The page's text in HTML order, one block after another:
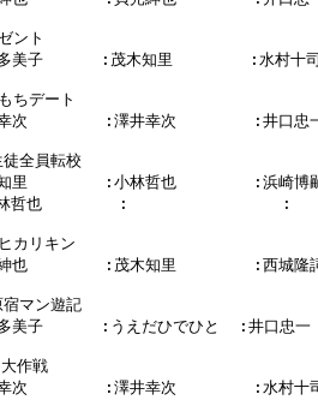
ント
美子      :茂木知里        :水村十司
ちデート
次        :澤井幸次        :井口忠
全員転校
里        :小林哲也        :浜崎博
哲也        :                :
カリキン
也        :茂木知里        :西城隆
マン遊記
子      :うえだひでひと  :井口忠一
作戦
次        :澤井幸次        :水村十